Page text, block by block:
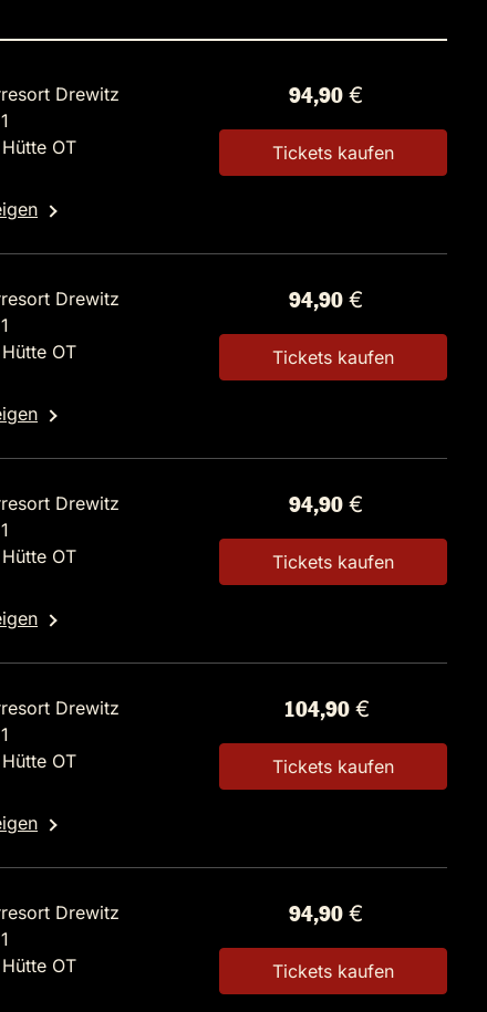
Drewitz
OT
94,90 €
Tickets kaufen
Drewitz
OT
94,90 €
Tickets kaufen
Drewitz
OT
94,90 €
Tickets kaufen
Drewitz
OT
104,90 €
Tickets kaufen
Drewitz
OT
94,90 €
Tickets kaufen